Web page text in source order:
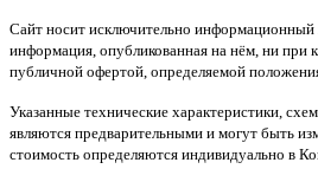
Сайт носит исключительно информационный
информация, опубликованная на нём, ни при
публичной офертой, определяемой
Указанные технические характеристики,
являются предварительными и могут быть
стоимость определяются индивидуально в